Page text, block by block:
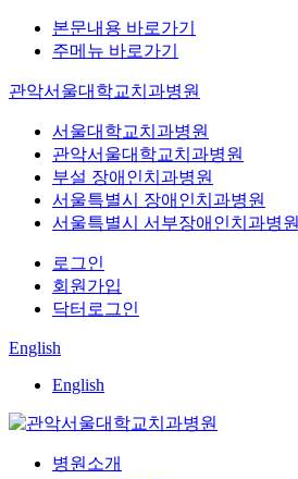
본문내용 바로가기
주메뉴 바로가기
관악서울대학교치과병원
서울대학교치과병원
관악서울대학교치과병원
부설 장애인치과병원
서울특별시 장애인치과병원
서울특별시 서부장애인치과병원
로그인
회원가입
닥터로그인
English
English
병원소개